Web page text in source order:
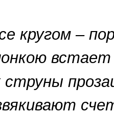
кругом –
струны